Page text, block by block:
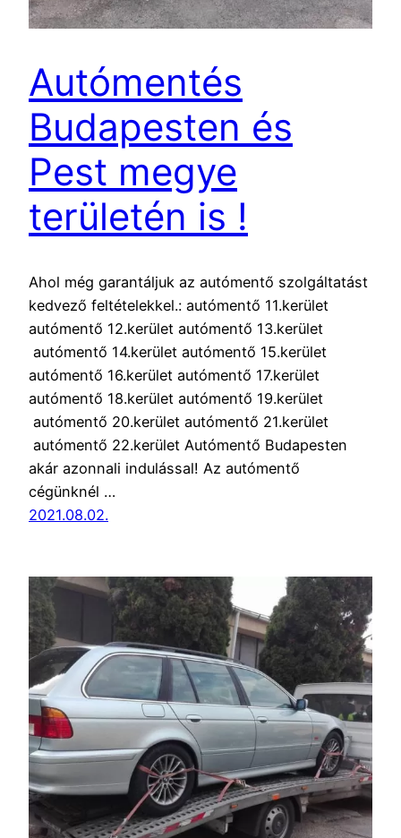
Autómentés
Budapesten és
Pest megye
területén is !
Ahol még garantáljuk az autómentő szolgáltatást
kedvező feltételekkel.: autómentő 11.kerület
autómentő 12.kerület autómentő 13.kerület
autómentő 14.kerület autómentő 15.kerület
autómentő 16.kerület autómentő 17.kerület
autómentő 18.kerület autómentő 19.kerület
autómentő 20.kerület autómentő 21.kerület
autómentő 22.kerület Autómentő Budapesten
akár azonnali indulással! Az autómentő
cégünknél …
2021.08.02.